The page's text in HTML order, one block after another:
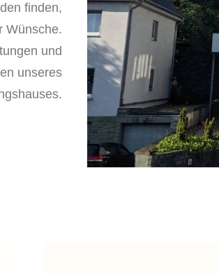
finden,
Wünsche.
und
unseres